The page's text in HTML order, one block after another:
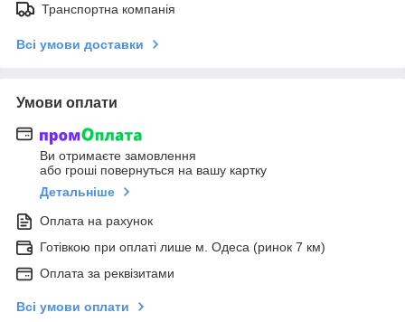
Транспортна компанія
Всі умови доставки
Умови оплати
Ви отримаєте замовлення
або гроші повернуться на вашу картку
Детальніше
Оплата на рахунок
Готівкою при оплаті лише м. Одеса (ринок 7 км)
Оплата за реквізитами
Всі умови оплати